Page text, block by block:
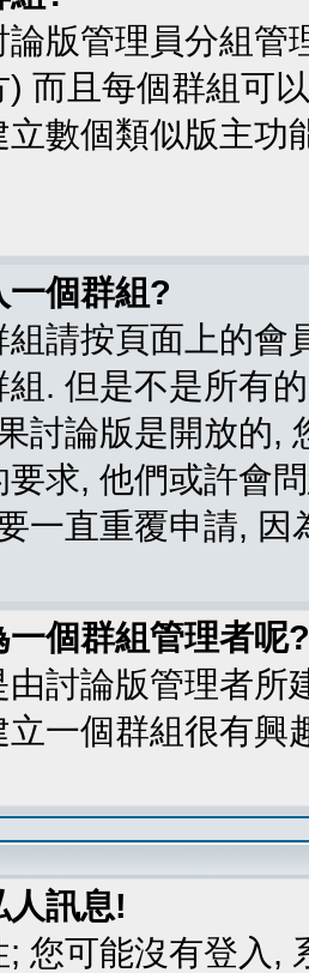
版管理員分組管
) 而且每個群組可
立數個類似版主功
一個群組?
請按頁面上的會
. 但是不是所有
討論版是開放的,
要求, 他們或許會
一直重覆申請, 因
一個群組管理者呢?
討論版管理者所
一個群組很有興
人訊息!
您可能沒有登入,